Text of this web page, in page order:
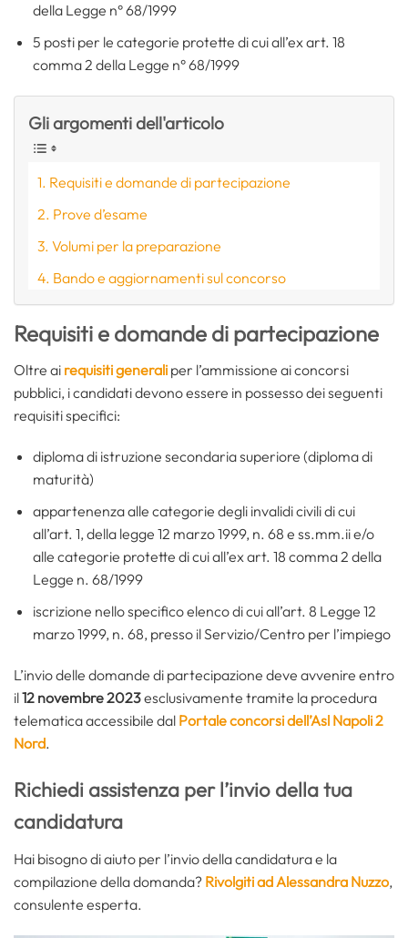
della Legge n° 68/1999
5 posti per le categorie protette di cui all’ex art. 18
comma 2 della Legge n° 68/1999
Gli argomenti dell'articolo
Requisiti e domande di partecipazione
Prove d’esame
Volumi per la preparazione
Bando e aggiornamenti sul concorso
Requisiti e domande di partecipazione
Oltre ai requisiti generali per l’ammissione ai concorsi
pubblici, i candidati devono essere in possesso dei seguenti
requisiti specifici:
diploma di istruzione secondaria superiore (diploma di
maturità)
appartenenza alle categorie degli invalidi civili di cui
all’art. 1, della legge 12 marzo 1999, n. 68 e ss.mm.ii e/o
alle categorie protette di cui all’ex art. 18 comma 2 della
Legge n. 68/1999
iscrizione nello specifico elenco di cui all’art. 8 Legge 12
marzo 1999, n. 68, presso il Servizio/Centro per l’impiego
L’invio delle domande di partecipazione deve avvenire entro
il12 novembre 2023esclusivamente tramite la procedura
telematica accessibile dal Portale concorsi dell’Asl Napoli 2
Nord.
Richiedi assistenza per l’invio della tua
candidatura
Hai bisogno di aiuto per l’invio della candidatura e la
compilazione della domanda? Rivolgiti ad Alessandra Nuzzo,
consulente esperta.